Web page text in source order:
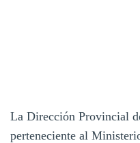
La Dirección Provincial
perteneciente al